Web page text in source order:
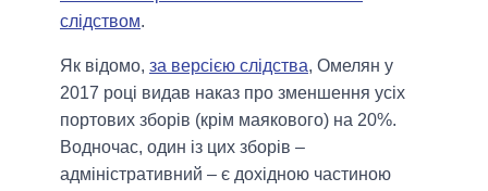
слідством.
Як відомо, за версією слідства, Омелян у
2017 році видав наказ про зменшення усіх
портових зборів (крім маякового) на 20%.
Водночас, один із цих зборів –
адміністративний – є дохідною частиною